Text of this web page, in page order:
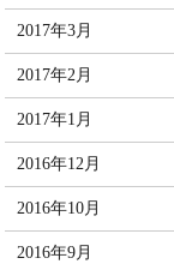
2017年3月
2017年2月
2017年1月
2016年12月
2016年10月
2016年9月